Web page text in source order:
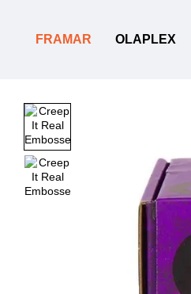
FRAMAR OLAPLEX